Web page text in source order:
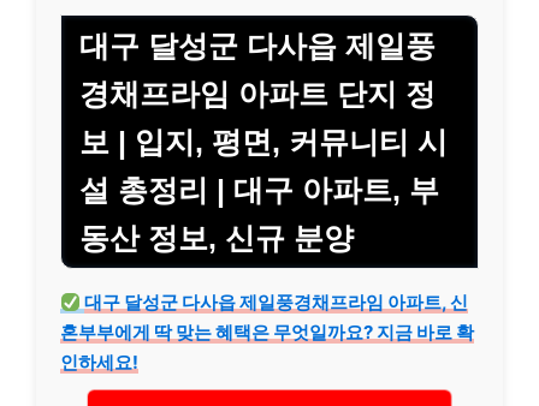
대구 달성군 다사읍 제일풍
경채프라임 아파트 단지 정
보 | 입지, 평면, 커뮤니티 시
설 총정리 | 대구 아파트, 부
동산 정보, 신규 분양
대구 달성군 다사읍 제일풍경채프라임 아파트, 신
혼부부에게 딱 맞는 혜택은 무엇일까요? 지금 바로 확
인하세요!